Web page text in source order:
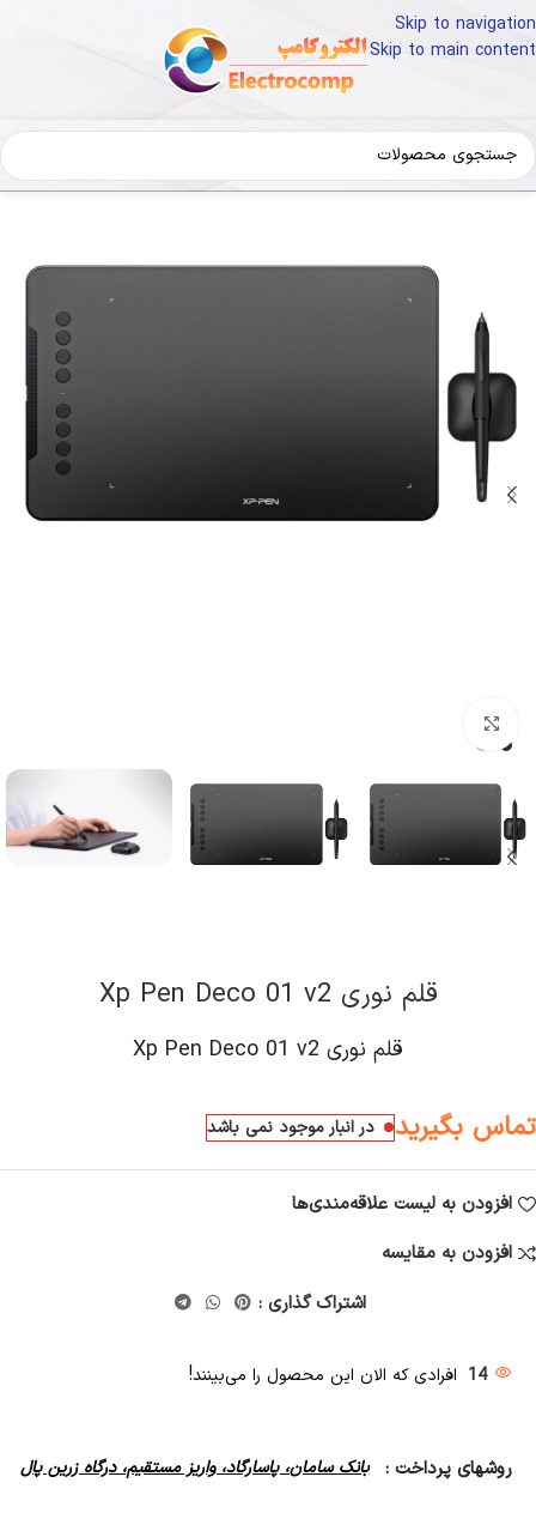
Skip to navigation
Skip to main content
خانه کالای دیجیتال لوازم جانبی کامپیوتر ماوس
قلم نوری Xp Pen Deco 01 v2
قلم نوری Xp Pen Deco 01 v2
تماس بگیرید در انبار موجود نمی باشد
افزودن به لیست علاقه‌مندی‌ها
افزودن به مقایسه
اشتراک گذاری :
14 افرادی که الان این محصول را می‌بینند!
روشهای پرداخت : بانک سامان، پاسارگاد، واریز مستقیم، درگاه زرین پال